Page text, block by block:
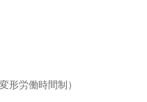
形労働時間制）